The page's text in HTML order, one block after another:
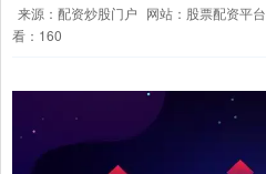
来源：配资炒股门户 网站：股票配资平台
看：160